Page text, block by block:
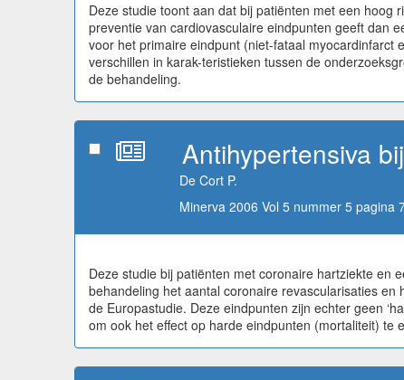
Deze studie toont aan dat bij patiënten met een
preventie van cardiovasculaire eindpunten geeft dan
voor het primaire eindpunt (niet-fataal
verschillen in karak-teristieken tussen de
de behandeling.
Antihypertensiva
De Cort P.
Minerva 2006 Vol 5 nummer 5 pagina
Deze studie bij patiënten met coronaire hartziekte en
behandeling het aantal coronaire revascularisaties
de Europastudie. Deze eindpunten zijn echter geen
om ook het effect op harde eindpunten (mortaliteit) te